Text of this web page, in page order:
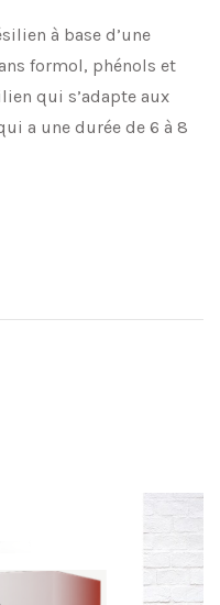
à base d’une
formol, phénols et
qui s’adapte aux
a une durée de 6 à 8